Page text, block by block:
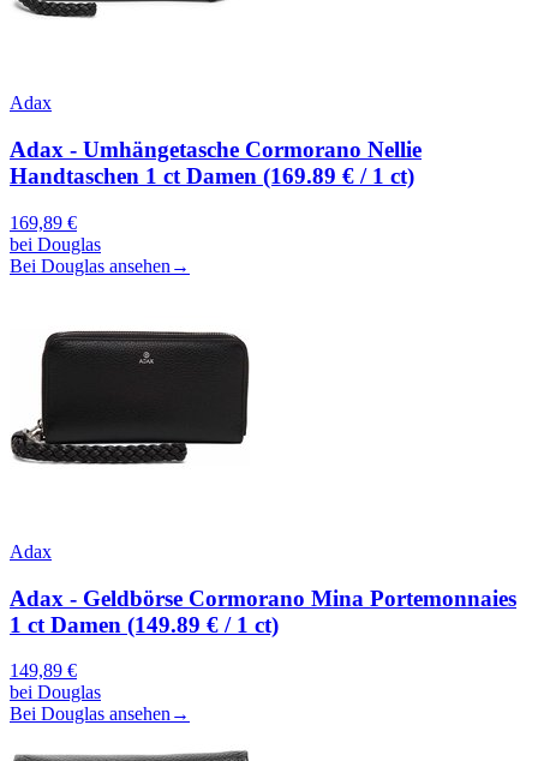
Adax
Adax - Umhängetasche Cormorano Nellie
Handtaschen 1 ct Damen (169.89 € / 1 ct)
169,89 €
bei Douglas
Bei Douglas ansehen →
Adax
Adax - Geldbörse Cormorano Mina Portemonnaies
1 ct Damen (149.89 € / 1 ct)
149,89 €
bei Douglas
Bei Douglas ansehen →